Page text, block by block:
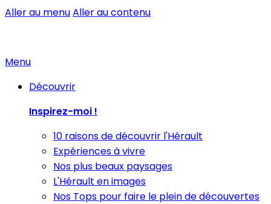
Aller au menuAller au contenu
Menu
Découvrir
Inspirez-moi !
10 raisons de découvrir l'Hérault
Expériences à vivre
Nos plus beaux paysages
L'Hérault en images
Nos Tops pour faire le plein de découvertes